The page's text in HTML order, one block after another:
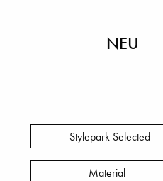
NEU
Stylepark Selected
Material